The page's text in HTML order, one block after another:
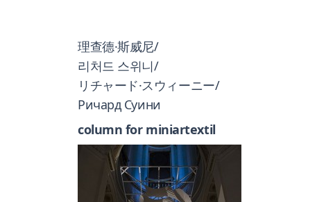
理查德·斯威尼/
리처드 스위니/
リチャード·スウィーニー/
Ричард Суини
column for miniartextil